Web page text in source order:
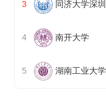
同济大学深圳
南开大学
湖南工业大学